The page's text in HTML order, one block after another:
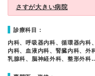
さすが大きい病院
診療科目：
内科、呼吸器内科、循環器内科
内科、血液内科、腎臓内科、外
乳腺科、脳神経外科、整形外科